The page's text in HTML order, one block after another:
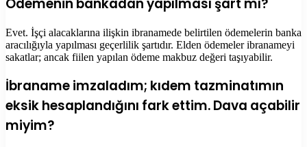
Evet. İşçi alacaklarına ilişkin ibranamede belirtilen ödemelerin banka
aracılığıyla yapılması geçerlilik şartıdır. Elden ödemeler ibranameyi
sakatlar; ancak fiilen yapılan ödeme makbuz değeri taşıyabilir.
İbraname imzaladım; kıdem tazminatımın
eksik hesaplandığını fark ettim. Dava açabilir
miyim?